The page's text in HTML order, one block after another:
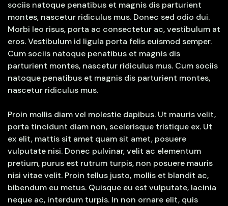
sociis natoque penatibus et magnis dis parturient
montes, nascetur ridiculus mus. Donec sed odio dui.
Morbi leo risus, porta ac consectetur ac, vestibulum at
eros. Vestibulum id ligula porta felis euismod semper.
Cum sociis natoque penatibus et magnis dis
parturient montes, nascetur ridiculus mus. Cum sociis
natoque penatibus et magnis dis parturient montes,
nascetur ridiculus mus.
Proin mollis diam vel molestie dapibus. Ut mauris velit,
porta tincidunt diam non, scelerisque tristique ex. Ut
ex elit, mattis sit amet quam sit amet, posuere
vulputate nisi. Donec pulvinar, velit ac elementum
pretium, purus est rutrum turpis, non posuere mauris
nisi vitae velit. Proin tellus justo, mollis et blandit ac,
bibendum eu metus. Quisque eu est vulputate, lacinia
neque ac, interdum turpis. In non ornare elit, quis